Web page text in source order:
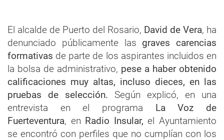
El alcalde de Puerto del Rosario, David de Vera, ha
denunciado públicamente las graves carencias
formativas de parte de los aspirantes incluidos en
la bolsa de administrativo, pese a haber obtenido
calificaciones muy altas, incluso dieces, en las
pruebas de selección. Según explicó, en una
entrevista en el programa La Voz de
Fuerteventura, en Radio Insular,el Ayuntamiento
se encontró con perfiles que no cumplían con los